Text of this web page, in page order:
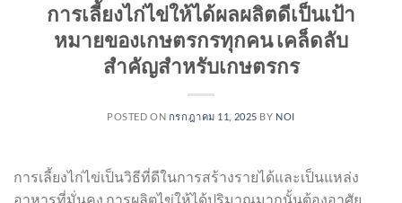
การเลี้ยงไก่ไข่ให้ได้ผลผลิตดีเป็นเป้า
หมายของเกษตรกรทุกคน เคล็ดลับ
สำคัญสำหรับเกษตรกร
POSTED ON กรกฎาคม 11, 2025 BY NOI
การเลี้ยงไก่ไข่เป็นวิธีที่ดีในการสร้างรายได้และเป็นแหล่ง
อาหารที่มั่นคง การผลิตไข่ให้ได้ปริมาณมากนั้นต้องอาศัย